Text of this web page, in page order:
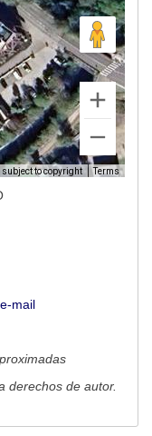
subject to copyright Terms
mail
derechos de autor.